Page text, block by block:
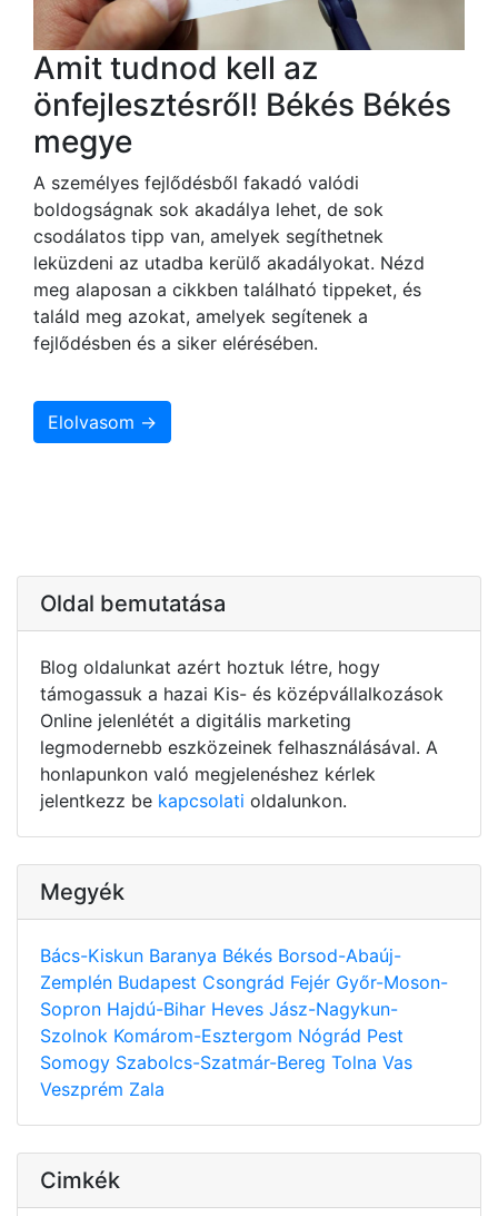
Amit tudnod kell az
önfejlesztésről! Békés Békés
megye
A személyes fejlődésből fakadó valódi
boldogságnak sok akadálya lehet, de sok
csodálatos tipp van, amelyek segíthetnek
leküzdeni az utadba kerülő akadályokat. Nézd
meg alaposan a cikkben található tippeket, és
találd meg azokat, amelyek segítenek a
fejlődésben és a siker elérésében.
Elolvasom →
Oldal bemutatása
Blog oldalunkat azért hoztuk létre, hogy
támogassuk a hazai Kis- és középvállalkozások
Online jelenlétét a digitális marketing
legmodernebb eszközeinek felhasználásával. A
honlapunkon való megjelenéshez kérlek
jelentkezz be kapcsolati oldalunkon.
Megyék
Bács-Kiskun Baranya Békés Borsod-Abaúj-
Zemplén Budapest Csongrád Fejér Győr-Moson-
Sopron Hajdú-Bihar Heves Jász-Nagykun-
Szolnok Komárom-Esztergom Nógrád Pest
Somogy Szabolcs-Szatmár-Bereg Tolna Vas
Veszprém Zala
Cimkék